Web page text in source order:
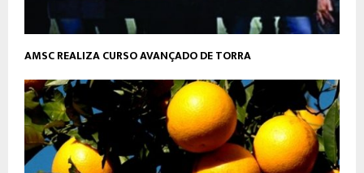
AMSC REALIZA CURSO AVANÇADO DE TORRA